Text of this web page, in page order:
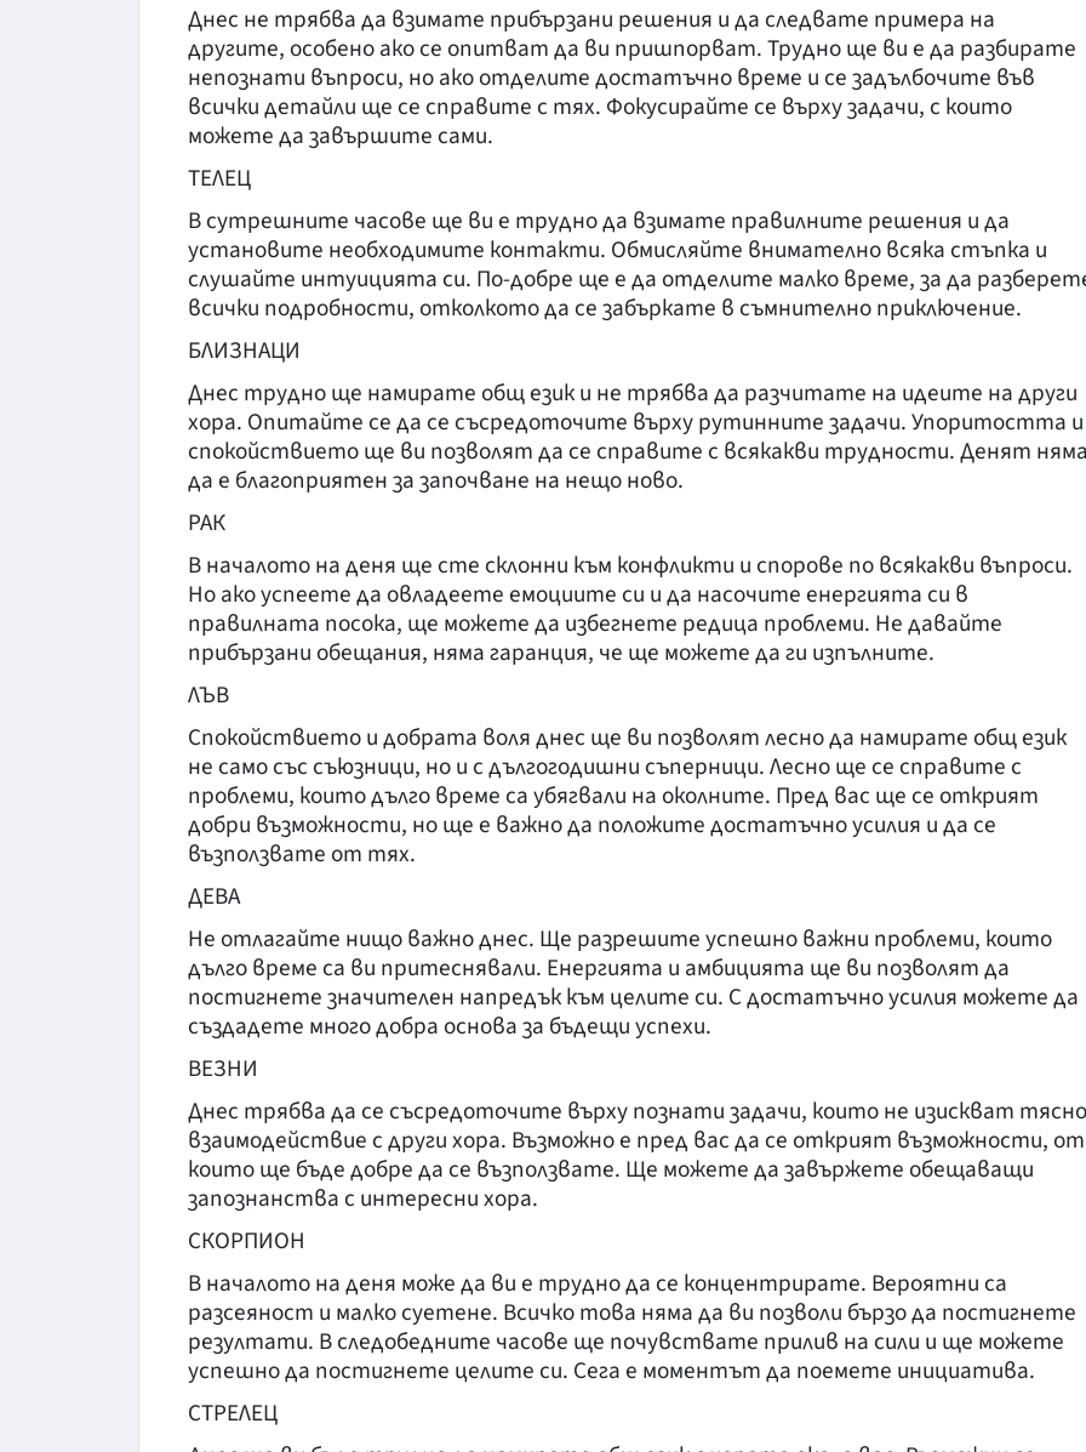
Днес не трябва да взимате прибързани решения и да следвате примера на
другите, особено ако се опитват да ви пришпорват. Трудно ще ви е да разбирате
непознати въпроси, но ако отделите достатъчно време и се задълбочите във
всички детайли ще се справите с тях. Фокусирайте се върху задачи, с които
можете да завършите сами.
ТЕЛЕЦ
В сутрешните часове ще ви е трудно да взимате правилните решения и да
установите необходимите контакти. Обмисляйте внимателно всяка стъпка и
слушайте интуицията си. По-добре ще е да отделите малко време, за да
всички подробности, отколкото да се забъркате в съмнително приключение.
БЛИЗНАЦИ
Днес трудно ще намирате общ език и не трябва да разчитате на идеите на други
хора. Опитайте се да се съсредоточите върху рутинните задачи. Упоритостта и
спокойствието ще ви позволят да се справите с всякакви трудности. Денят
да е благоприятен за започване на нещо ново.
РАК
В началото на деня ще сте склонни към конфликти и спорове по всякакви въпроси.
Но ако успеете да овладеете емоциите си и да насочите енергията си в
правилната посока, ще можете да избегнете редица проблеми. Не давайте
прибързани обещания, няма гаранция, че ще можете да ги изпълните.
ЛЪВ
Спокойствието и добрата воля днес ще ви позволят лесно да намирате общ език
не само със съюзници, но и с дългогодишни съперници. Лесно ще се справите с
проблеми, които дълго време са убягвали на околните. Пред вас ще се открият
добри възможности, но ще е важно да положите достатъчно усилия и да се
възползвате от тях.
ДЕВА
Не отлагайте нищо важно днес. Ще разрешите успешно важни проблеми, които
дълго време са ви притеснявали. Енергията и амбицията ще ви позволят да
постигнете значителен напредък към целите си. С достатъчно усилия можете да
създадете много добра основа за бъдещи успехи.
ВЕЗНИ
Днес трябва да се съсредоточите върху познати задачи, които не изискват тясно
взаимодействие с други хора. Възможно е пред вас да се открият възможности, от
които ще бъде добре да се възползвате. Ще можете да завържете обещаващи
запознанства с интересни хора.
СКОРПИОН
В началото на деня може да ви е трудно да се концентрирате. Вероятни са
разсеяност и малко суетене. Всичко това няма да ви позволи бързо да постигнете
резултати. В следобедните часове ще почувствате прилив на сили и ще можете
успешно да постигнете целите си. Сега е моментът да поемете инициатива.
СТРЕЛЕЦ